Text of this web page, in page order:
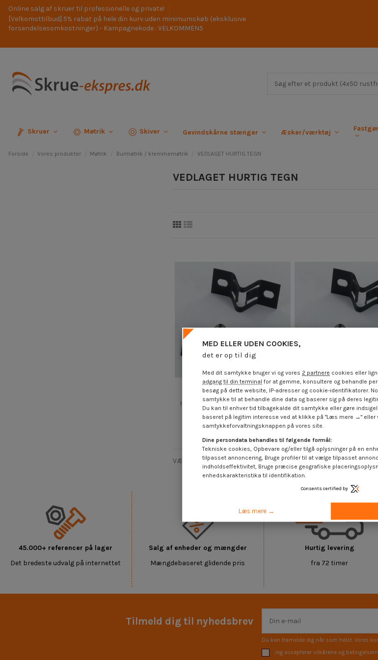
Online salg af skruer til professionelle og private!
[Velkomsttilbud] 5% rabat på hele din kurv uden minimumskøb (eksklusive
forsendelsesomkostninger) - Kampagnekode : VELKOMMEN5
Skruer Møtrik Skiver Gevindskårne stænger Æsker/værktøj
Forside Vores produkter Møtrik Burmøtrik / klemmemøtrik VEDLAGET HURTIG TEGN
VEDLAGET HURTIG TEGN
Hurtigudløsende panelmontering
26X12 C4413 Rå stål
4,25 €inkl. moms
Hurtigudløsende
26X12 C4411 Rå
VÆFTET HURTIG SKILT
45.000+ referencer på lager
Det bredeste udvalg på internettet
Salg af enheder og mængder
Mængdebaseret glidende pris
Hurtig levering
fra 72 timer
Tilmeld dig til nyhedsbrev
Du kan framelde dig når som helst. Vores
Jeg accepterer vilkårene og
MED ELLER UDEN COOKIES,
det er op til dig
Med dit samtykke bruger vi og vores 2 partnere cookies eller
adgang til din terminal for at gemme, konsultere og behandle
besøg på dette website, IP-adresser og cookie-identifikatorer.
samtykke til at behandle dine data og baserer sig på deres
Du kan til enhver tid tilbagekalde dit samtykke eller gøre
baseret på legitim interesse ved at klikke på "Læs mere →" eller
samtykkeforvaltningsknappen på vores site.
Dine persondata behandles til følgende formål:
Tekniske cookies, Opbevare og/eller tilgå oplysninger på en
tilpasset annoncering, Bruge profiler til at vælge tilpasset
indholdseffektivitet, Bruge præcise geografiske
enhedskarakteristika til identifikation.
Consents certified by
Læs mere →